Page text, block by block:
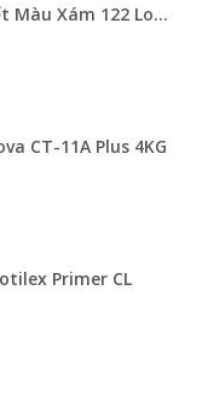
Sơn Dầu Alkyd Bạch Tuyết Màu Xám 122 Lon 3kg-Thùng 16kg Gía Rẻ Gía Sỉ
CT-11A Plus 4KG
Primer CL